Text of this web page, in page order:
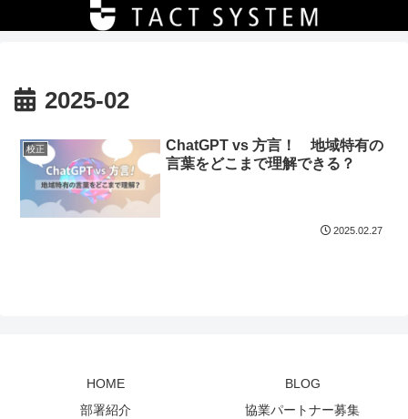
2025-02
校正
ChatGPT vs 方言！ 地域特有の
言葉をどこまで理解できる？
2025.02.27
HOME
BLOG
部署紹介
協業パートナー募集